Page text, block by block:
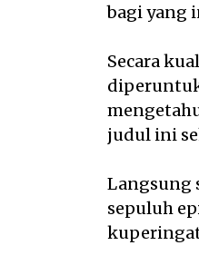
bagi yang
Secara
judul ini
Langsung
sepuluh